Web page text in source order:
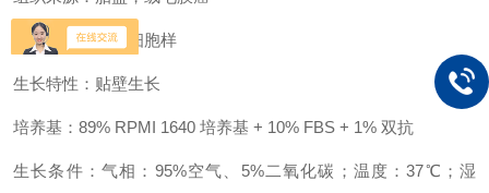
细胞形态：上皮细胞样
生长特性：贴壁生长
培养基：89% RPMI 1640 培养基 + 10% FBS + 1% 双抗
生长条件：气相：95%空气、5%二氧化碳；温度：37℃；湿